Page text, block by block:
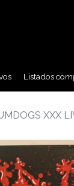
Listados
XXX